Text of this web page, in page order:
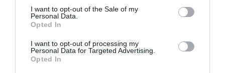
consent section.
I want to opt-out of the Sale of my
Personal Data.
Opted In
I want to opt-out of processing my
Personal Data for Targeted Advertising.
Opted In
lekapcsolta
évek egyik legátfogóbb nyomozását indították meg
iparjogvédelmi jogok megsértése miatt. Az eddig adatok szerint